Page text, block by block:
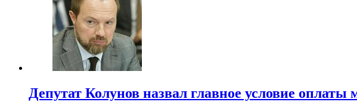
Депутат Колунов назвал главное условие